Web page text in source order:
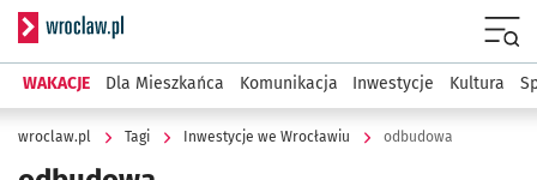
Serwis informacyjny wroclaw.pl
WAKACJE Dla Mieszkańca Komunikacja Inwestycje Kultura
wroclaw.pl Tagi Inwestycje we Wrocławiu odbudowa